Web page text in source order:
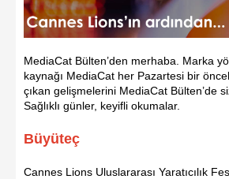
MediaCat Bülten’den merhaba. Marka
kaynağı MediaCat her Pazartesi bir
çıkan gelişmelerini MediaCat Bülten’de
Sağlıklı günler, keyifli okumalar.
Büyüteç
Cannes Lions Uluslararası Yaratıcılık